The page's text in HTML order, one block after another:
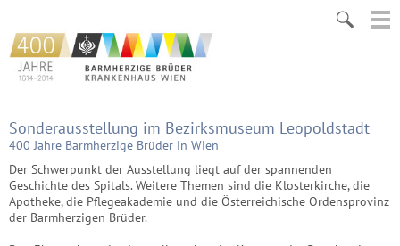
Sonderausstellung im Bezirksmuseum Leopoldstadt
400 Jahre Barmherzige Brüder in Wien
Der Schwerpunkt der Ausstellung liegt auf der spannenden
Geschichte des Spitals. Weitere Themen sind die Klosterkirche, die
Apotheke, die Pflegeakademie und die Österreichische Ordensprovinz
der Barmherzigen Brüder.